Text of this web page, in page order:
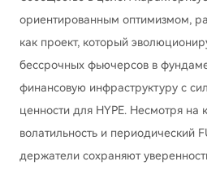
ориентированным оптимизмом,
как проект, который
бессрочных фьючерсов в
финансовую инфраструктуру с
ценности для HYPE. Несмотря на
волатильность и периодический
держатели сохраняют